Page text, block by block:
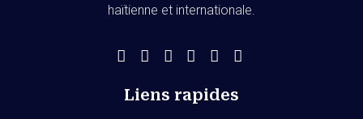
haïtienne et internationale.
Liens rapides